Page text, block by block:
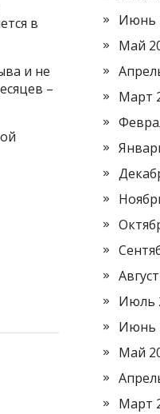
в
и не
–
Июнь
Май
Март
Июль
Июнь
Май
Март